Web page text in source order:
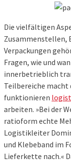
Die vielfältigen
Zusammenstellen,
Verpackungen
Fragen, wie und
innerbetrieblich
Teilbereiche
funktionieren
arbeiten. »Bei der
ratioform echte
Logistikleiter
und Klebeband im
Lieferkette nach.«